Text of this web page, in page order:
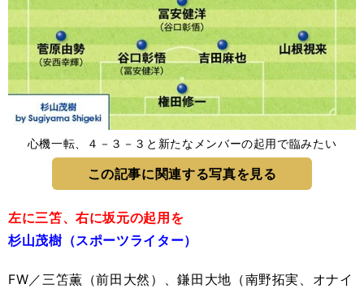
心機一転、４－３－３と新たなメンバーの起用で臨みたい
この記事に関連する写真を見る
左に三笘、右に坂元の起用を
杉山茂樹（スポーツライター）
FW／三笘薫（前田大然）、鎌田大地（南野拓実、オナイ